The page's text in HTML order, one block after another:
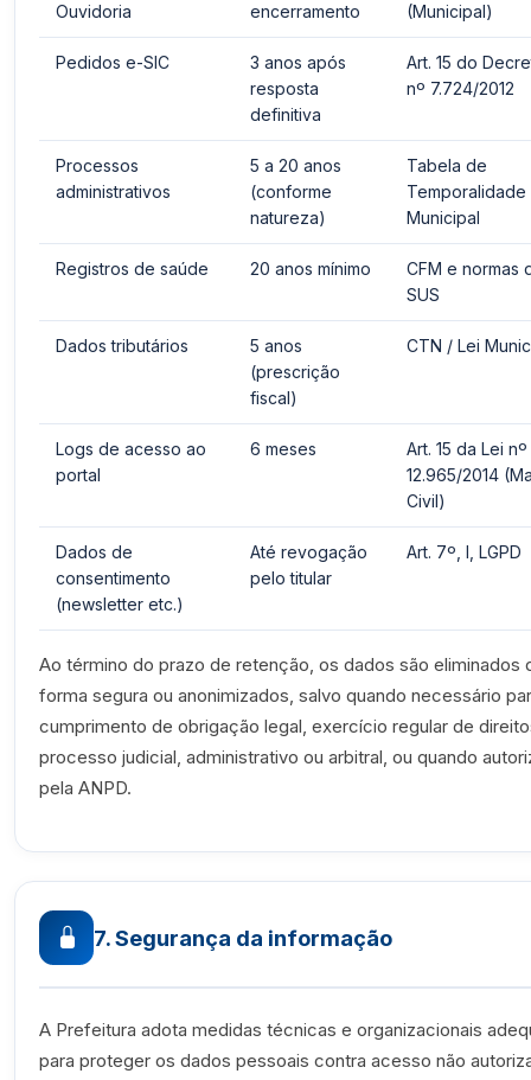
Ouvidoria
encerramento
(Municipal)
Pedidos e-SIC
3 anos após
resposta
definitiva
Art. 15 do
nº 7.724/2012
Processos
administrativos
5 a 20 anos
(conforme
natureza)
Tabela de
Temporalidade
Municipal
Registros de saúde 20 anos mínimo
CFM e normas
SUS
Dados tributários
5 anos
(prescrição
fiscal)
CTN / Lei
Logs de acesso ao
portal
6 meses
Art. 15 da Lei nº
12.965/2014
Civil)
Dados de
consentimento
(newsletter etc.)
Até revogação
pelo titular
Art. 7º, I, LGPD
Ao término do prazo de retenção, os dados são eliminados
forma segura ou anonimizados, salvo quando necessário
cumprimento de obrigação legal, exercício regular de
processo judicial, administrativo ou arbitral, ou quando
pela ANPD.
7. Segurança da informação
A Prefeitura adota medidas técnicas e organizacionais
para proteger os dados pessoais contra acesso não